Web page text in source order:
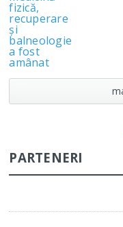
PARTENERI